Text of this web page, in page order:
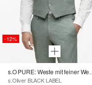
-12%
s.O PURE:
s.Oliver BLACK LABEL